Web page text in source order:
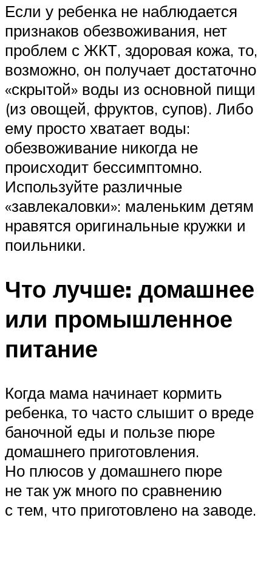
Если у ребенка не наблюдается
признаков обезвоживания, нет
проблем с ЖКТ, здоровая кожа, то,
возможно, он получает достаточно
«скрытой» воды из основной пищи
(из овощей, фруктов, супов). Либо
ему просто хватает воды:
обезвоживание никогда не
происходит бессимптомно.
Используйте различные
«завлекаловки»: маленьким детям
нравятся оригинальные кружки и
поильники.
Что лучше: домашнее
или промышленное
питание
Когда мама начинает кормить
ребенка, то часто слышит о вреде
баночной еды и пользе пюре
домашнего приготовления.
Но плюсов у домашнего пюре
не так уж много по сравнению
с тем, что приготовлено на заводе.